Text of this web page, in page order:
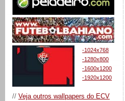
-1024x768
-1280x800
-1600x1200
-1920x1200
// Veja outros wallpapers do ECV